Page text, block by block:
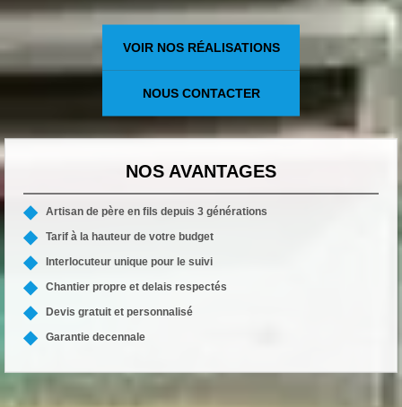
VOIR NOS RÉALISATIONS
NOUS CONTACTER
NOS AVANTAGES
Artisan de père en fils depuis 3 générations
Tarif à la hauteur de votre budget
Interlocuteur unique pour le suivi
Chantier propre et delais respectés
Devis gratuit et personnalisé
Garantie decennale